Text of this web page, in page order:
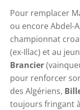
Pour remplacer
ou encore Abdel-
championnat
(ex-Illac) et au
Brancier
pour renforcer
des Algériens,
toujours fringant